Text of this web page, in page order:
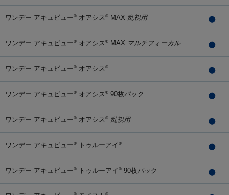
ワンデー アキュビュー® オアシス ® MAX 乱視用
ワンデー アキュビュー® オアシス ® MAX マルチフォーカル
ワンデー アキュビュー® オアシス ®
ワンデー アキュビュー® オアシス ® 90枚パック
ワンデー アキュビュー® オアシス ® 乱視用
ワンデー アキュビュー® トゥルーアイ ®
ワンデー アキュビュー® トゥルーアイ ® 90枚パック